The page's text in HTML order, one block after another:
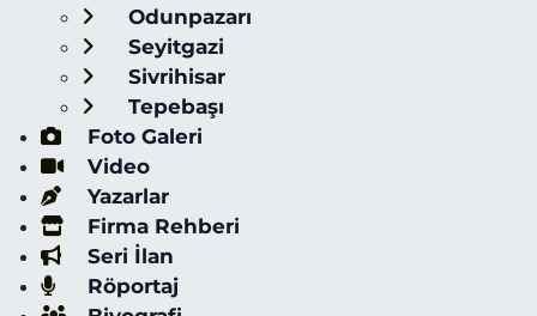
Odunpazarı
Seyitgazi
Sivrihisar
Tepebaşı
Foto Galeri
Video
Yazarlar
Firma Rehberi
Seri İlan
Röportaj